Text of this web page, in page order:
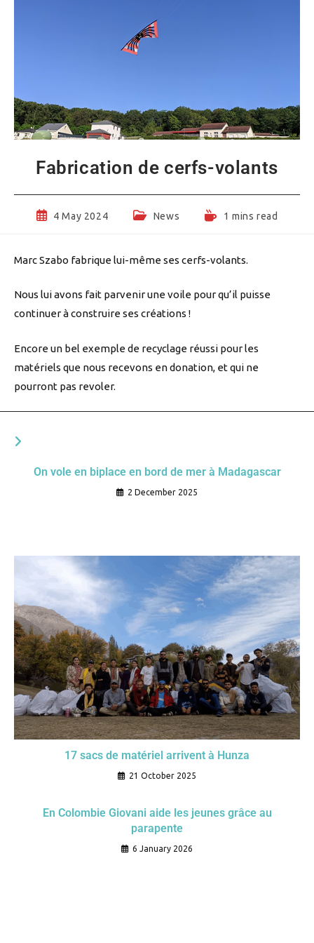
Fabrication de cerfs-volants
Post4 May 2024
PostNews
Reading1 mins read
Marc Szabo fabrique lui-même ses cerfs-volants.
Nous lui avons fait parvenir une voile pour qu’il puisse
continuer à construire ses créations !
Encore un bel exemple de recyclage réussi pour les
matériels que nous recevons en donation, et qui ne
pourront pas revoler.
On vole en biplace en bord de mer à Madagascar
2 December 2025
17 sacs de matériel arrivent à Hunza
21 October 2025
En Colombie Giovani aide les jeunes grâce au
parapente
6 January 2026